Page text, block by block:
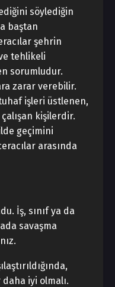
söylediğin
baştan
şehrin
tehlikeli
sorumludur.
zarar verebilir.
işleri üstlenen,
kişilerdir.
geçimini
arasında
İş, sınıf ya da
savaşma
iyi olmalı.